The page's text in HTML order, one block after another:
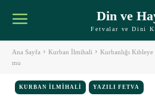
Din ve
Fetvalar ve Dini
Ana Sayfa Kurban İlmihali
Kurbanlığı
mu
KURBAN İLMIHALI YAZILI FETVA